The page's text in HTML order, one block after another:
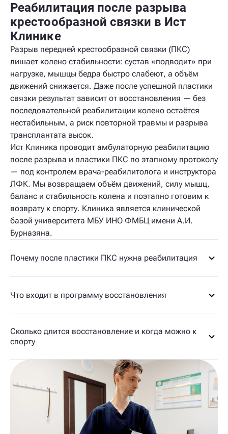
Реабилитация после разрыва
крестообразной связки в Ист
Клинике
Разрыв передней крестообразной связки (ПКС)
лишает колено стабильности: сустав «подводит» при
нагрузке, мышцы бедра быстро слабеют, а объём
движений снижается. Даже после успешной пластики
связки результат зависит от восстановления — без
последовательной реабилитации колено остаётся
нестабильным, а риск повторной травмы и разрыва
трансплантата высок.
Ист Клиника проводит амбулаторную реабилитацию
после разрыва и пластики ПКС по этапному протоколу
— под контролем врача-реабилитолога и инструктора
ЛФК. Мы возвращаем объём движений, силу мышц,
баланс и стабильность колена и поэтапно готовим к
возврату к спорту. Клиника является клинической
базой университета МБУ ИНО ФМБЦ имени А.И.
Бурназяна.
Почему после пластики ПКС нужна реабилитация
Что входит в программу восстановления
Сколько длится восстановление и когда можно к
спорту